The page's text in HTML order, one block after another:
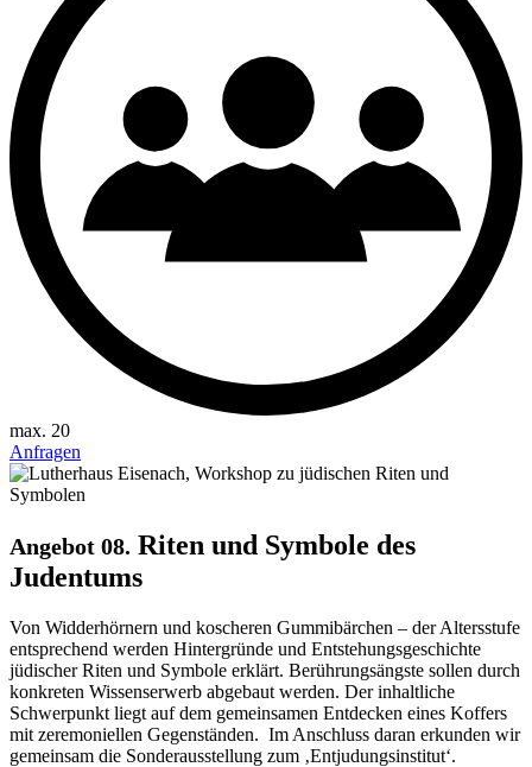
max. 20
Anfragen
Angebot 08. Riten und Symbole des
Judentums
Von Widderhörnern und ko­scheren Gummibärchen – der Altersstufe
entsprechend werden Hintergründe und Entstehungsgeschichte
jüdischer Riten und Symbole erklärt. Berührungsängste sollen durch
konkreten Wissenserwerb abgebaut werden. Der inhaltliche
Schwerpunkt liegt auf dem gemeinsamen Entdecken eines Koffers
mit zeremoniellen Gegenständen. Im Anschluss daran erkunden wir
gemeinsam die Sonderausstellung zum ‚Entjudungsinstitut‘.